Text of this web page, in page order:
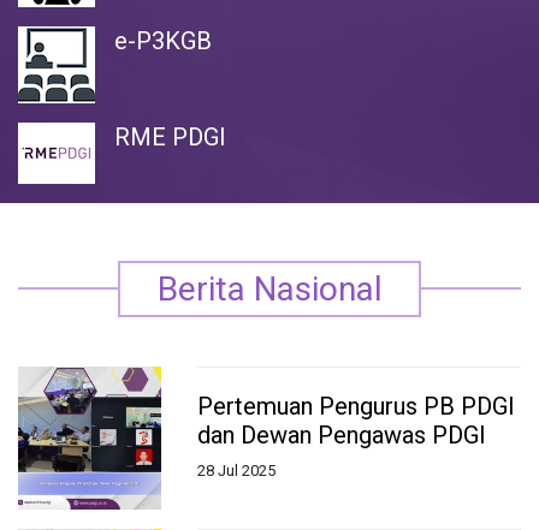
Berita Nasional
Pertemuan Pengurus PB PDGI
dan Dewan Pengawas PDGI